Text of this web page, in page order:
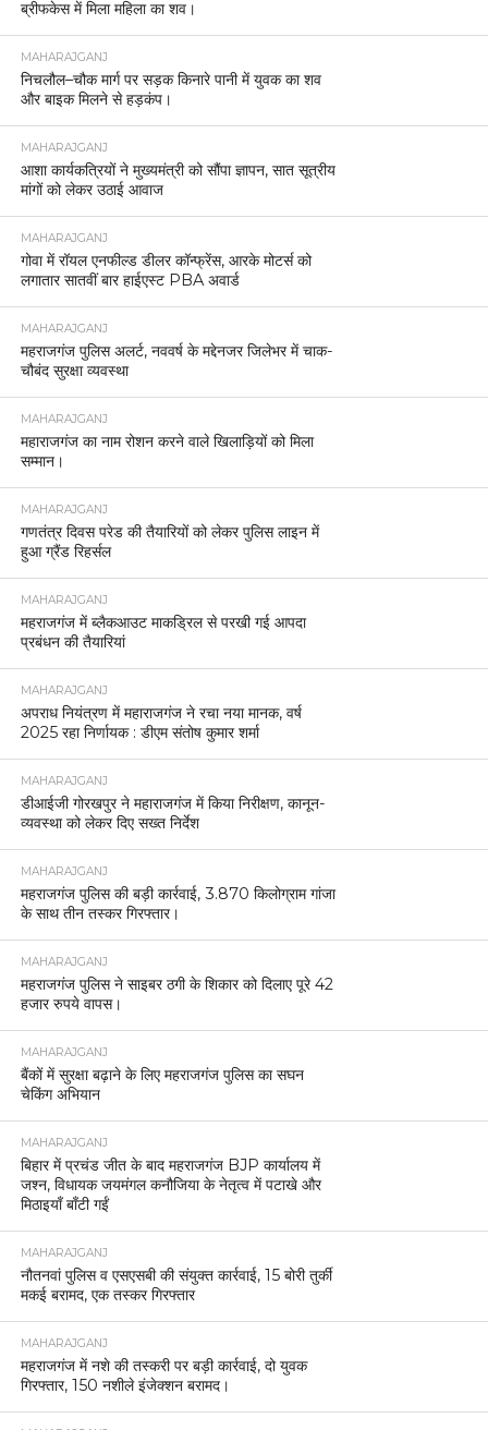
ब्रीफकेस में मिला महिला का शव।
MAHARAJGANJ
निचलौल–चौक मार्ग पर सड़क किनारे पानी में युवक का शव
और बाइक मिलने से हड़कंप।
MAHARAJGANJ
आशा कार्यकत्रियों ने मुख्यमंत्री को सौंपा ज्ञापन, सात सूत्रीय
मांगों को लेकर उठाई आवाज
MAHARAJGANJ
गोवा में रॉयल एनफील्ड डीलर कॉन्फ्रेंस, आरके मोटर्स को
लगातार सातवीं बार हाईएस्ट PBA अवार्ड
MAHARAJGANJ
महराजगंज पुलिस अलर्ट, नववर्ष के मद्देनजर जिलेभर में चाक-
चौबंद सुरक्षा व्यवस्था
MAHARAJGANJ
महाराजगंज का नाम रोशन करने वाले खिलाड़ियों को मिला
सम्मान।
MAHARAJGANJ
गणतंत्र दिवस परेड की तैयारियों को लेकर पुलिस लाइन में
हुआ ग्रैंड रिहर्सल
MAHARAJGANJ
महराजगंज में ब्लैकआउट माकड्रिल से परखी गई आपदा
प्रबंधन की तैयारियां
MAHARAJGANJ
अपराध नियंत्रण में महाराजगंज ने रचा नया मानक, वर्ष
2025 रहा निर्णायक : डीएम संतोष कुमार शर्मा
MAHARAJGANJ
डीआईजी गोरखपुर ने महाराजगंज में किया निरीक्षण, कानून-
व्यवस्था को लेकर दिए सख्त निर्देश
MAHARAJGANJ
महराजगंज पुलिस की बड़ी कार्रवाई, 3.870 किलोग्राम गांजा
के साथ तीन तस्कर गिरफ्तार।
MAHARAJGANJ
महराजगंज पुलिस ने साइबर ठगी के शिकार को दिलाए पूरे 42
हजार रुपये वापस।
MAHARAJGANJ
बैंकों में सुरक्षा बढ़ाने के लिए महराजगंज पुलिस का सघन
चेकिंग अभियान
MAHARAJGANJ
बिहार में प्रचंड जीत के बाद महराजगंज BJP कार्यालय में
जश्न, विधायक जयमंगल कनौजिया के नेतृत्व में पटाखे और
मिठाइयाँ बाँटी गईं
MAHARAJGANJ
नौतनवां पुलिस व एसएसबी की संयुक्त कार्रवाई, 15 बोरी तुर्की
मकई बरामद, एक तस्कर गिरफ्तार
MAHARAJGANJ
महराजगंज में नशे की तस्करी पर बड़ी कार्रवाई, दो युवक
गिरफ्तार, 150 नशीले इंजेक्शन बरामद।